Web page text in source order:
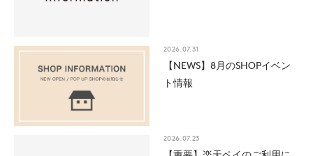
2026.07.31
【NEWS】8月のSHOPイベン
ト情報
2026.07.23